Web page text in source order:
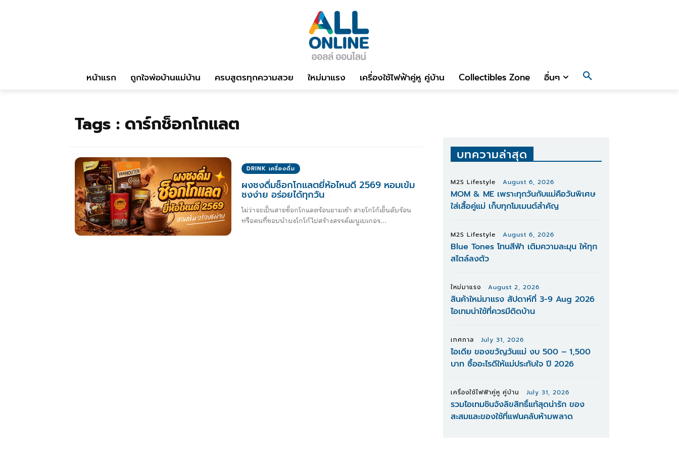
หน้าแรก ถูกใจพ่อบ้านแม่บ้าน ครบสูตรทุกความสวย ใหม่มาแรง เครื่องใช้ไฟฟ้าคู่หู คู่บ้าน Collectibles Zone อื่นๆ
Tags : ดาร์กช็อกโกแลต
DRINK เครื่องดื่ม
ผงชงดื่มช็อกโกแลตยี่ห้อไหนดี 2569 หอมเข้ม
ชงง่าย อร่อยได้ทุกวัน
ไม่ว่าจะเป็นสายช็อกโกแลตร้อนยามเช้า สายโกโก้เย็นดับร้อน
หรือคนที่ชอบนำผงโกโก้ไปสร้างสรรค์เมนูเบเกอร...
บทความล่าสุด
M2S Lifestyle August 6, 2026
MOM & ME เพราะทุกวันกับแม่คือวันพิเศษ
ใส่เสื้อคู่แม่ เก็บทุกโมเมนต์สำคัญ
M2S Lifestyle August 6, 2026
Blue Tones โทนสีฟ้า เติมความละมุน ให้ทุก
สไตล์ลงตัว
ใหม่มาแรง August 2, 2026
สินค้าใหม่มาแรง สัปดาห์ที่ 3-9 Aug 2026
ไอเทมน่าใช้ที่ควรมีติดบ้าน
เทศกาล July 31, 2026
ไอเดีย ของขวัญวันแม่ งบ 500 – 1,500
บาท ซื้ออะไรดีให้แม่ประทับใจ ปี 2026
เครื่องใช้ไฟฟ้าคู่หู คู่บ้าน July 31, 2026
รวมไอเทมชินจังลิขสิทธิ์แท้สุดน่ารัก ของ
สะสมและของใช้ที่แฟนคลับห้ามพลาด